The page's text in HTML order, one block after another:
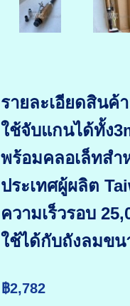
รายละเอียดสินค้
ใช้จับแกนได้ทั้ง
พร้อมคลอเล็ทส
ประเทศผู้ผลิต
ความเร็วรอบ
ใช้ได้กับถังลมขน
฿2,782